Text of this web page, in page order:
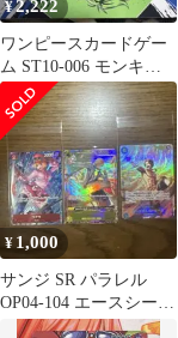
¥2,222
ワンピースカードゲー
ム ST10-006 モンキ
ー・D・ルフィ SR 4枚
セット
¥ 1,000
サンジ SR パラレル
OP04-104 エースシーク
レットレア コアラSRパ